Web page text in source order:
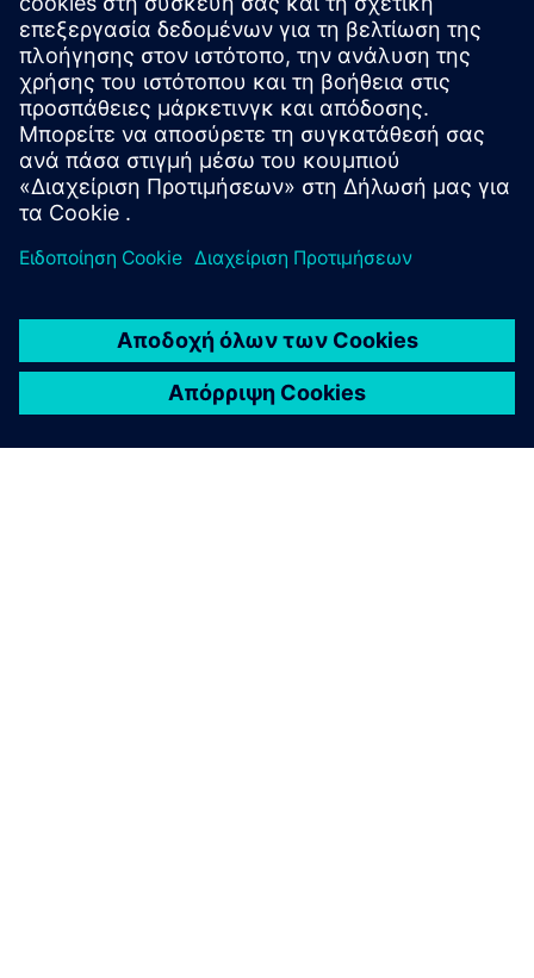
Απλοποιήστε τον προγραμματισμό σύνθετων
εξαρτημάτων με το NX X Manufacturing Premium,
βασισμένο στο προηγμένο προϊόν, με μηχανική
κατεργασία πολλαπλών αξόνων που τροφοδοτείται
από τεχνολογίες cloud.